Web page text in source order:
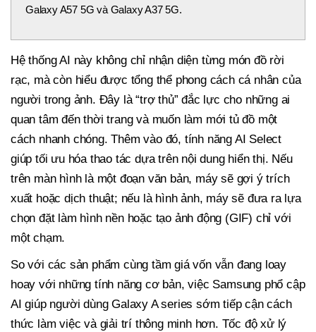
Galaxy A57 5G và Galaxy A37 5G.
Hệ thống AI này không chỉ nhận diện từng món đồ rời
rạc, mà còn hiểu được tổng thể phong cách cá nhân của
người trong ảnh. Đây là “trợ thủ” đắc lực cho những ai
quan tâm đến thời trang và muốn làm mới tủ đồ một
cách nhanh chóng. Thêm vào đó, tính năng AI Select
giúp tối ưu hóa thao tác dựa trên nội dung hiển thị. Nếu
trên màn hình là một đoạn văn bản, máy sẽ gợi ý trích
xuất hoặc dịch thuật; nếu là hình ảnh, máy sẽ đưa ra lựa
chọn đặt làm hình nền hoặc tạo ảnh động (GIF) chỉ với
một chạm.
So với các sản phẩm cùng tầm giá vốn vẫn đang loay
hoay với những tính năng cơ bản, việc Samsung phổ cập
AI giúp người dùng Galaxy A series sớm tiếp cận cách
thức làm việc và giải trí thông minh hơn. Tốc độ xử lý